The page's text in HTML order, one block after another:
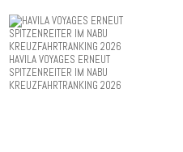
HAVILA VOYAGES ERNEUT
SPITZENREITER IM NABU
KREUZFAHRTRANKING 2026